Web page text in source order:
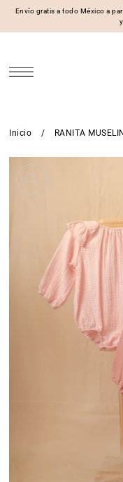
Envío gratis a todo México a
Inicio / RANITA